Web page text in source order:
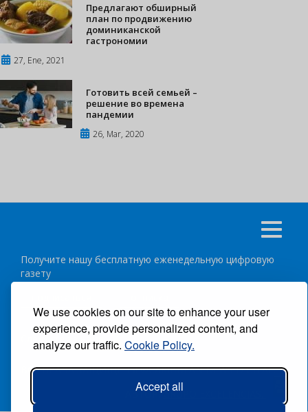
We use cookies on our site to enhance your user
experience, provide personalized content, and
analyze our traffic. Cookie Policy.
Accept all
Предлагают обширный
план по продвижению
доминиканской
гастрономии
27, Ene, 2021
Готовить всей семьей –
решение во времена
пандемии
26, Mar, 2020
Получите нашу бесплатную еженедельную цифровую
газету
Следуйте за нами:
ВСЕ ПРАВА ЗАЩИЩЕНЫ ®CARIBBEAN NEWS DIGITAL.
АВТОР:GRUPO EXCELENCIAS.